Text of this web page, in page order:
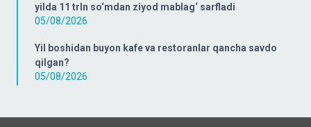
yilda 11 trln so‘mdan ziyod mablag‘ sarfladi
05/08/2026
Yil boshidan buyon kafe va restoranlar qancha savdo
qilgan?
05/08/2026